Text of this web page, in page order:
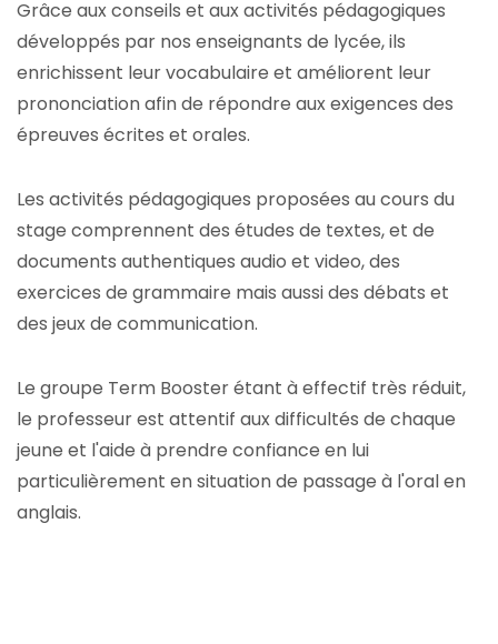
Grâce aux conseils et aux activités pédagogiques
développés par nos enseignants de lycée, ils
enrichissent leur vocabulaire et améliorent leur
prononciation afin de répondre aux exigences des
épreuves écrites et orales.
Les activités pédagogiques proposées au cours du
stage comprennent des études de textes, et de
documents authentiques audio et video, des
exercices de grammaire mais aussi des débats et
des jeux de communication.
Le groupe Term Booster étant à effectif très réduit,
le professeur est attentif aux difficultés de chaque
jeune et l'aide à prendre confiance en lui
particulièrement en situation de passage à l'oral en
anglais.